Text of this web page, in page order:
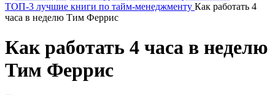
ТОП-3 лучшие книги по тайм-менеджменту Как работать 4
часа в неделю Тим Феррис
Как работать 4 часа в неделю
Тим Феррис